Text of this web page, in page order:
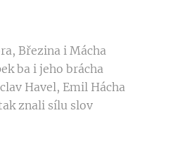
Březina i Mácha
ba i jeho brácha
Havel, Emil Hácha
znali sílu slov